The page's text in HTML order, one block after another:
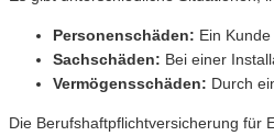
Personenschäden: Ein
Sachschäden: Bei einer
Vermögensschäden: Durch
Die Berufshaftpflichtversicherung für